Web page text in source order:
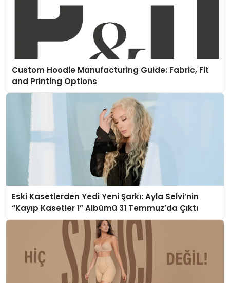
Custom Hoodie Manufacturing Guide: Fabric, Fit
and Printing Options
Eski Kasetlerden Yedi Yeni Şarkı: Ayla Selvi’nin
“Kayıp Kasetler 1” Albümü 31 Temmuz’da Çıktı